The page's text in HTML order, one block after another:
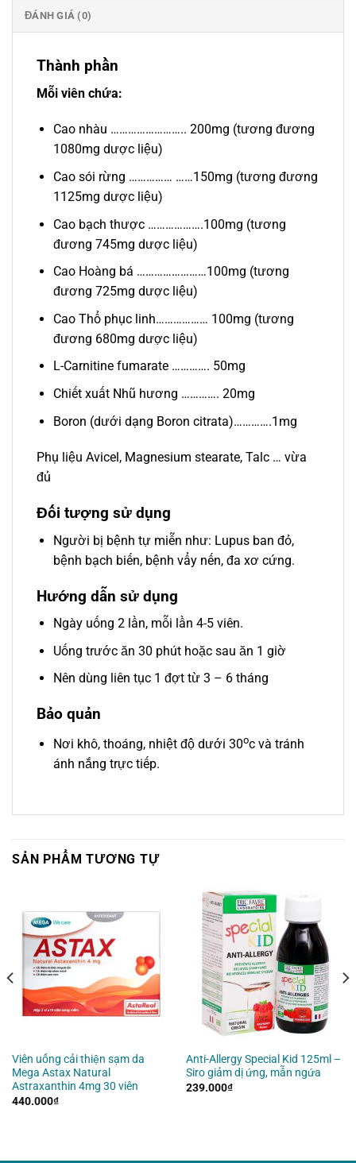
ĐÁNH GIÁ (0)
Thành phần
Mỗi viên chứa:
Cao nhàu …………………….. 200mg (tương đương
1080mg dược liệu)
Cao sói rừng …………… ……150mg (tương đương
1125mg dược liệu)
Cao bạch thược ……………….100mg (tương
đương 745mg dược liệu)
Cao Hoàng bá ……………………100mg (tương
đương 725mg dược liệu)
Cao Thổ phục linh……………… 100mg (tương
đương 680mg dược liệu)
L-Carnitine fumarate …………. 50mg
Chiết xuất Nhũ hương …………. 20mg
Boron (dưới dạng Boron citrata)………….1mg
Phụ liệu Avicel, Magnesium stearate, Talc … vừa
đủ
Đối tượng sử dụng
Người bị bệnh tự miễn như: Lupus ban đỏ,
bệnh bạch biến, bệnh vẩy nến, đa xơ cứng.
Hướng dẫn sử dụng
Ngày uống 2 lần, mỗi lần 4-5 viên.
Uống trước ăn 30 phút hoặc sau ăn 1 giờ
Nên dùng liên tục 1 đợt từ 3 – 6 tháng
Bảo quản
Nơi khô, thoáng, nhiệt độ dưới 30oc và tránh
ánh nắng trực tiếp.
SẢN PHẨM TƯƠNG TỰ
Viên uống cải thiện sạm da
Mega Astax Natural
Astraxanthin 4mg 30 viên
440.000₫
Anti-Allergy Special Kid 125ml –
Siro giảm dị ứng, mẫn ngứa
239.000₫